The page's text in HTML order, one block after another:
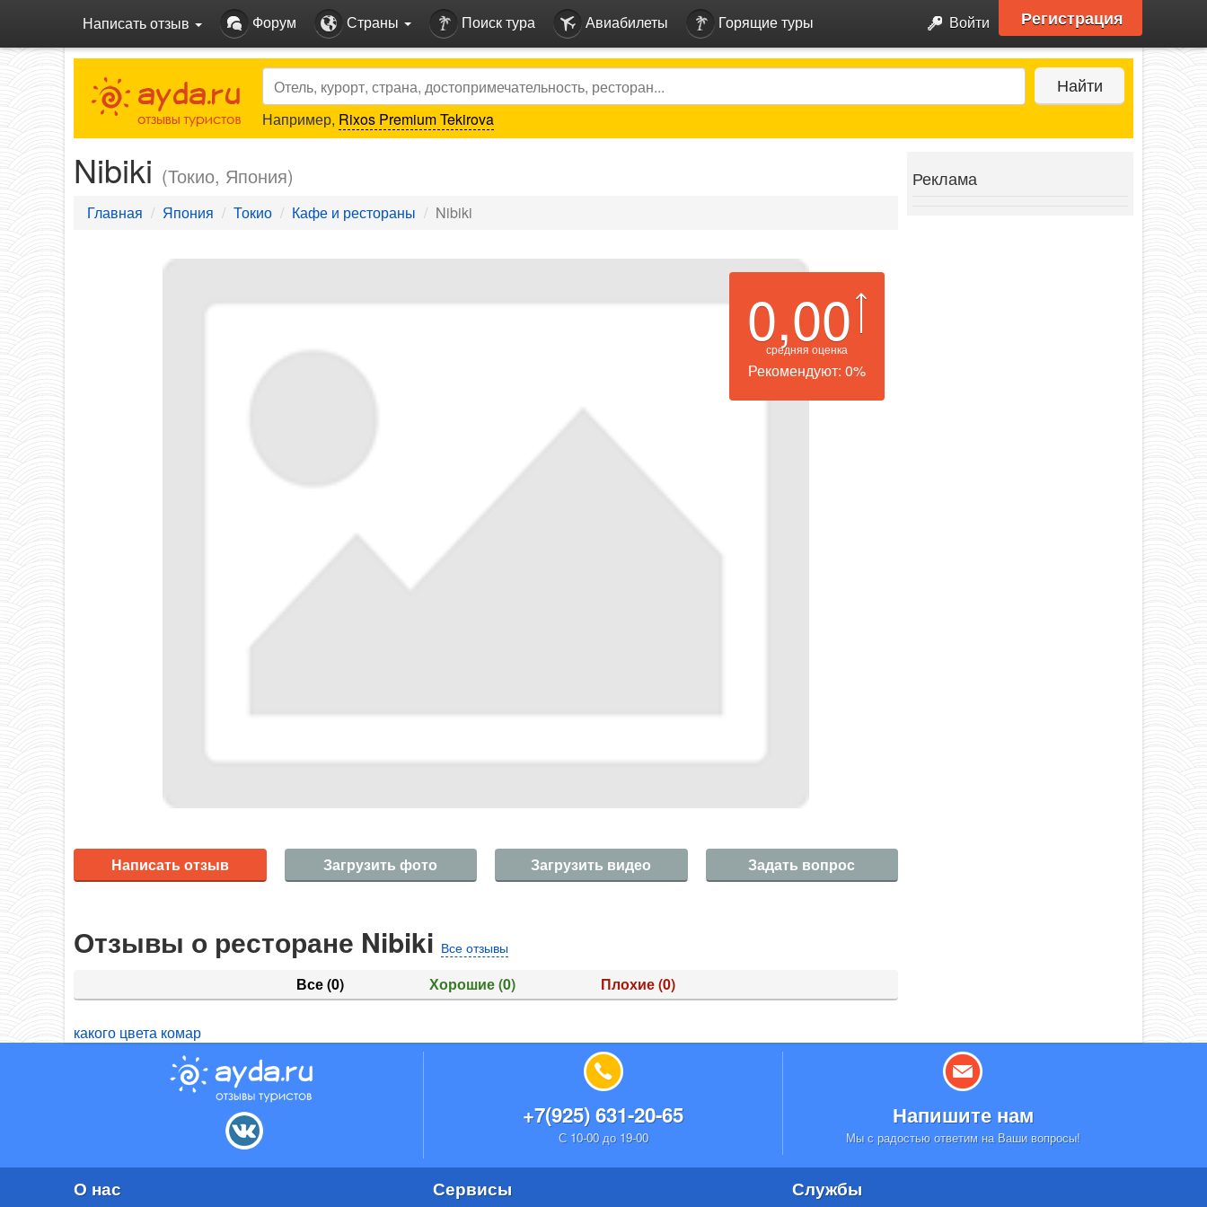
Написать отзыв Форум Страны Поиск тура Авиабилеты Горящие туры Войти Регистрация
Search Найти
Например, Rixos Premium Tekirova
Nibiki (Токио, Япония)
Главная Япония Токио Кафе и рестораны Nibiki
0,00
средняя оценка
Рекомендуют: 0%
Написать отзыв Загрузить фото Загрузить видео Задать вопрос
Отзывы о ресторане Nibiki Все отзывы
Все(0) Хорошие(0) Плохие(0)
Реклама
какого цвета комар
+7(925) 631-20-65
С 10-00 до 19-00
Напишите нам
Мы с радостью ответим на Ваши вопросы!
О нас Сервисы Службы